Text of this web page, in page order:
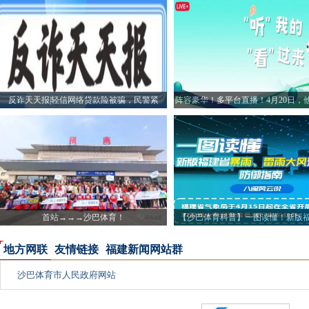
反诈天天报|轻信网络贷款险被骗，民警紧 阵容豪华！多平台直播！4月20日，
首站→→→沙巴体育！
【沙巴体育科普】一图读懂！新版
地方网联 友情链接 福建新闻网站群
沙巴体育市人民政府网站